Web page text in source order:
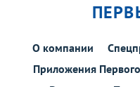
О компании
Приложения